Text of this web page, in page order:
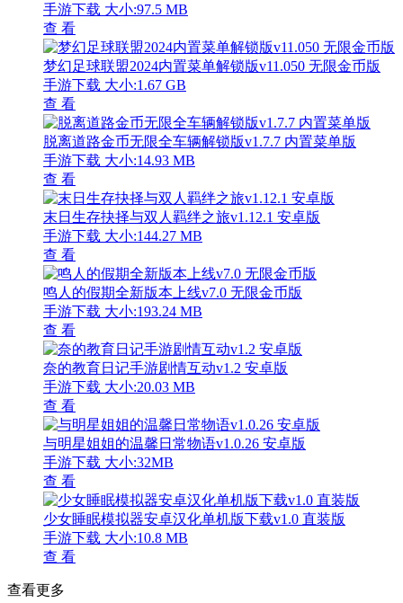
手游下载 大小:97.5 MB
查 看
梦幻足球联盟2024内置菜单解锁版v11.050 无限金币版
手游下载 大小:1.67 GB
查 看
脱离道路金币无限全车辆解锁版v1.7.7 内置菜单版
手游下载 大小:14.93 MB
查 看
末日生存抉择与双人羁绊之旅v1.12.1 安卓版
手游下载 大小:144.27 MB
查 看
鸣人的假期全新版本上线v7.0 无限金币版
手游下载 大小:193.24 MB
查 看
奈的教育日记手游剧情互动v1.2 安卓版
手游下载 大小:20.03 MB
查 看
与明星姐姐的温馨日常物语v1.0.26 安卓版
手游下载 大小:32MB
查 看
少女睡眠模拟器安卓汉化单机版下载v1.0 直装版
手游下载 大小:10.8 MB
查 看
查看更多